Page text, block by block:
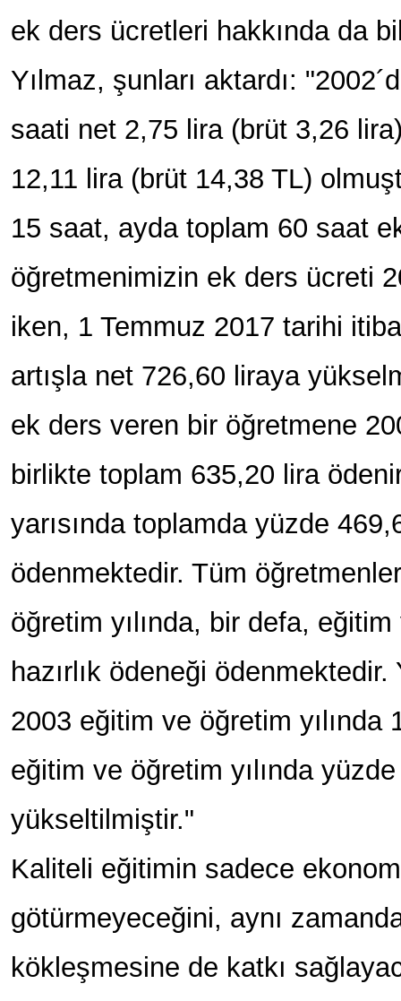
ek ders ücretleri hakkında da
Yılmaz, şunları aktardı:
saati net 2,75 lira (brüt 3,26
12,11 lira (brüt 14,38 TL)
15 saat, ayda toplam 60 saat
öğretmenimizin ek ders ücreti
iken, 1 Temmuz 2017 tarihi
artışla net 726,60 liraya
ek ders veren bir öğretmene
birlikte toplam 635,20 lira
yarısında toplamda yüzde
ödenmektedir. Tüm
öğretim yılında, bir defa, eğitim
hazırlık ödeneği
2003 eğitim ve öğretim
eğitim ve öğretim yılında
yükseltilmiştir."
Kaliteli eğitimin sadece
götürmeyeceğini, aynı
kökleşmesine de katkı